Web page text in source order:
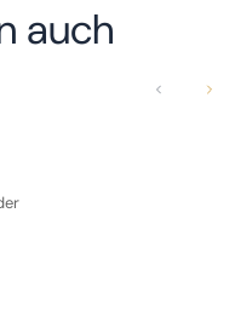
auch
Vorherige